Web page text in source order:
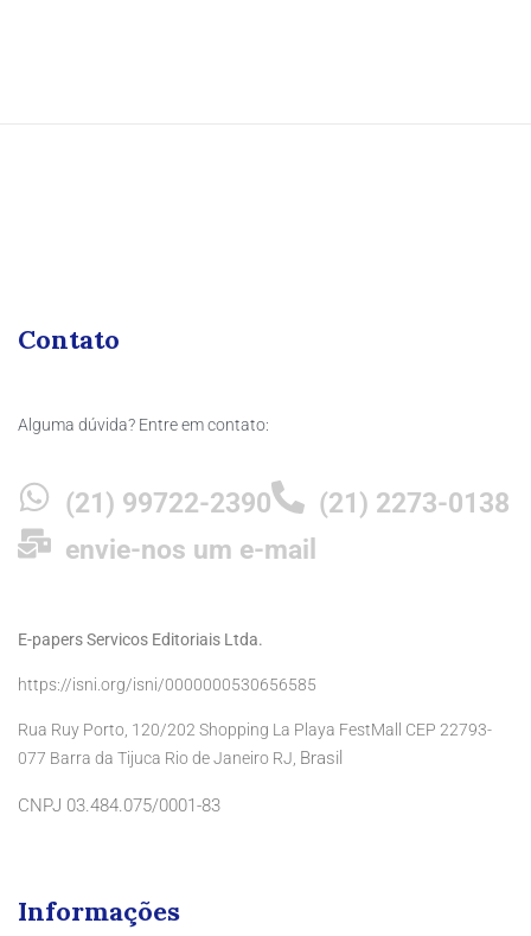
Contato
Alguma dúvida? Entre em contato:
(21) 99722-2390
(21) 2273-0138
envie-nos um e-mail
E-papers Servicos Editoriais Ltda.
https://isni.org/isni/0000000530656585
Rua Ruy Porto, 120/202 Shopping La Playa FestMall CEP 22793-
077 Barra da Tijuca Rio de Janeiro RJ, Brasil
CNPJ 03.484.075/0001-83
Informações